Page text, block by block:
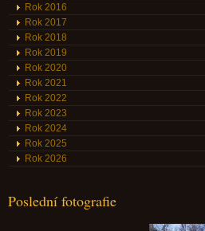
Rok 2016
Rok 2017
Rok 2018
Rok 2019
Rok 2020
Rok 2021
Rok 2022
Rok 2023
Rok 2024
Rok 2025
Rok 2026
Poslední fotografie